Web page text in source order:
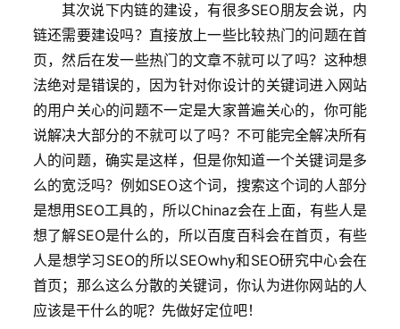
其次说下内链的建设，有很多SEO朋友会说，内
链还需要建设吗？直接放上一些比较热门的问题在首
页，然后在发一些热门的文章不就可以了吗？这种想
法绝对是错误的，因为针对你设计的关键词进入网站
的用户关心的问题不一定是大家普遍关心的，你可能
说解决大部分的不就可以了吗？不可能完全解决所有
人的问题，确实是这样，但是你知道一个关键词是多
么的宽泛吗？例如SEO这个词，搜索这个词的人部分
是想用SEO工具的，所以Chinaz会在上面，有些人是
想了解SEO是什么的，所以百度百科会在首页，有些
人是想学习SEO的所以SEOwhy和SEO研究中心会在
首页；那么这么分散的关键词，你认为进你网站的人
应该是干什么的呢？先做好定位吧！